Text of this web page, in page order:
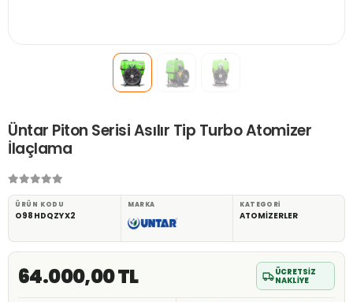
Üntar Piton Serisi Asılır Tip Turbo Atomizer
İlaçlama
ÜRÜN KODU
O98HDQZYX2
MARKA KATEGORI
ATOMİZERLER
64.000,00 TL
ÜCRETSİZ
NAKLİYE